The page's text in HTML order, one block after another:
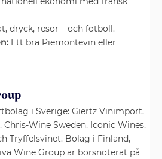
dryck, resor – och fotboll.
Ett bra Piemontevin eller
i Sverige: Giertz Vinimport,
Chris-Wine Sweden, Iconic Wines,
Tryffelsvinet. Bolag i Finland,
Wine Group är börsnoterat på